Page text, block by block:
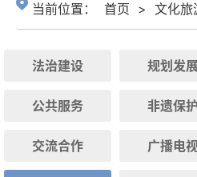
当前位置： 首页 > 文化旅
法治建设 规划发
公共服务 非遗保护
交流合作 广播电